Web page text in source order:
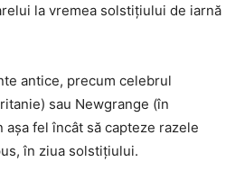
la vremea solstiţiului de iarnă
antice, precum celebrul
sau Newgrange (în
fel încât să capteze razele
în ziua solstițiului.